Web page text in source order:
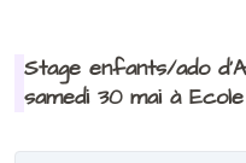
Stage enfants/ado
samedi 30 mai à